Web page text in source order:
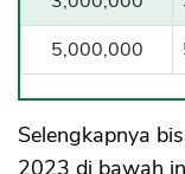
5,000,000
Selengkapnya